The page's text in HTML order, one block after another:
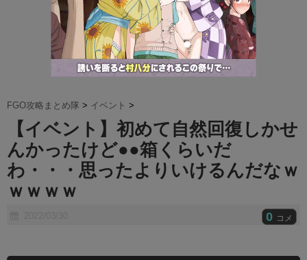
FGO攻略まとめ隊 > イベント >
【イベント】初めて自然回復しかせ
んかったけど●●箱くらいだ
わ・・・思ったよりいけるんだなｗ
ｗｗｗｗ
0 コメ